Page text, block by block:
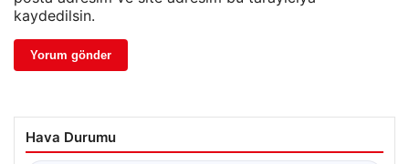
kaydedilsin.
Hava Durumu